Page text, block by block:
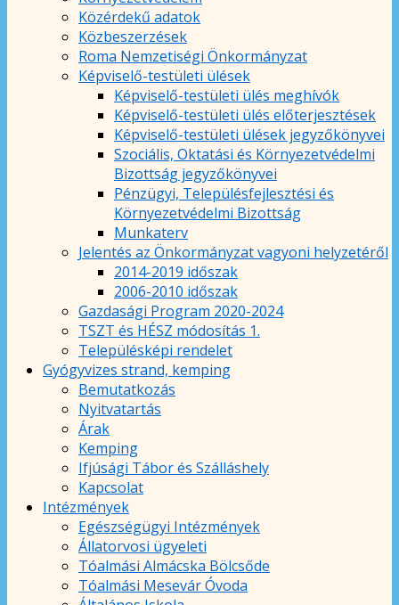
Közérdekű adatok
Közbeszerzések
Roma Nemzetiségi Önkormányzat
Képviselő-testületi ülések
Képviselő-testületi ülés meghívók
Képviselő-testületi ülés előterjesztések
Képviselő-testületi ülések jegyzőkönyvei
Szociális, Oktatási és Környezetvédelmi
Bizottság jegyzőkönyvei
Pénzügyi, Településfejlesztési és
Környezetvédelmi Bizottság
Munkaterv
Jelentés az Önkormányzat vagyoni helyzetéről
2014-2019 időszak
2006-2010 időszak
Gazdasági Program 2020-2024
TSZT és HÉSZ módosítás 1.
Településképi rendelet
Gyógyvizes strand, kemping
Bemutatkozás
Nyitvatartás
Árak
Kemping
Ifjúsági Tábor és Szálláshely
Kapcsolat
Intézmények
Egészségügyi Intézmények
Állatorvosi ügyeleti
Tóalmási Almácska Bölcsőde
Tóalmási Mesevár Óvoda